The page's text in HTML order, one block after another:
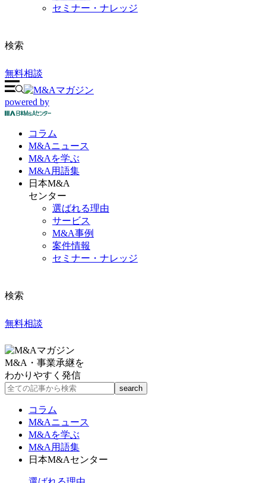
セミナー・ナレッジ
検索
無料相談
powered by
コラム
M&Aニュース
M&Aを学ぶ
M&A 用語集
日本M&A
センター
選ばれる理由
サービス
M&A事例
案件情報
セミナー・ナレッジ
検索
無料相談
M&A・事業承継を
わかりやすく発信
コラム
M&Aニュース
M&Aを学ぶ
M&A用語集
日本M&Aセンター